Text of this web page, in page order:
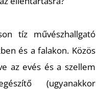
tíz művészhallgató
és a falakon. Közös
az evés és a szellem
(ugyanakkor